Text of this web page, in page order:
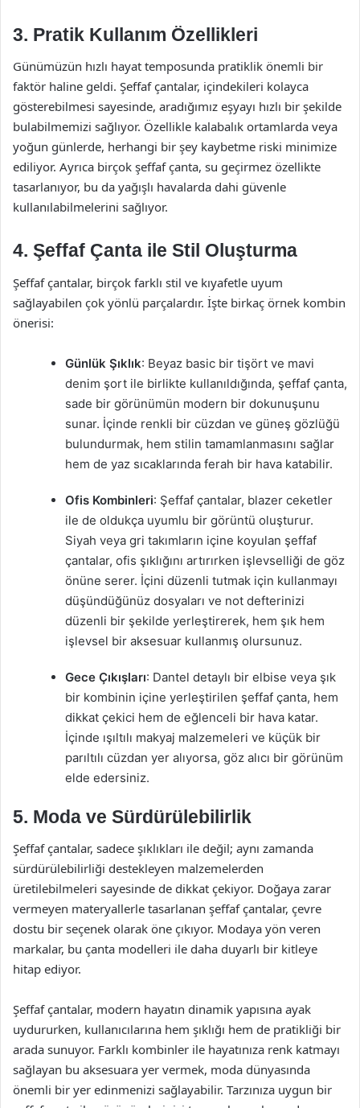
3. Pratik Kullanım Özellikleri
Günümüzün hızlı hayat temposunda pratiklik önemli bir
faktör haline geldi. Şeffaf çantalar, içindekileri kolayca
gösterebilmesi sayesinde, aradığımız eşyayı hızlı bir şekilde
bulabilmemizi sağlıyor. Özellikle kalabalık ortamlarda veya
yoğun günlerde, herhangi bir şey kaybetme riski minimize
ediliyor. Ayrıca birçok şeffaf çanta, su geçirmez özellikte
tasarlanıyor, bu da yağışlı havalarda dahi güvenle
kullanılabilmelerini sağlıyor.
4. Şeffaf Çanta ile Stil Oluşturma
Şeffaf çantalar, birçok farklı stil ve kıyafetle uyum
sağlayabilen çok yönlü parçalardır. İşte birkaç örnek kombin
önerisi:
Günlük Şıklık: Beyaz basic bir tişört ve mavi
denim şort ile birlikte kullanıldığında, şeffaf çanta,
sade bir görünümün modern bir dokunuşunu
sunar. İçinde renkli bir cüzdan ve güneş gözlüğü
bulundurmak, hem stilin tamamlanmasını sağlar
hem de yaz sıcaklarında ferah bir hava katabilir.
Ofis Kombinleri: Şeffaf çantalar, blazer ceketler
ile de oldukça uyumlu bir görüntü oluşturur.
Siyah veya gri takımların içine koyulan şeffaf
çantalar, ofis şıklığını artırırken işlevselliği de göz
önüne serer. İçini düzenli tutmak için kullanmayı
düşündüğünüz dosyaları ve not defterinizi
düzenli bir şekilde yerleştirerek, hem şık hem
işlevsel bir aksesuar kullanmış olursunuz.
Gece Çıkışları: Dantel detaylı bir elbise veya şık
bir kombinin içine yerleştirilen şeffaf çanta, hem
dikkat çekici hem de eğlenceli bir hava katar.
İçinde ışıltılı makyaj malzemeleri ve küçük bir
parıltılı cüzdan yer alıyorsa, göz alıcı bir görünüm
elde edersiniz.
5. Moda ve Sürdürülebilirlik
Şeffaf çantalar, sadece şıklıkları ile değil; aynı zamanda
sürdürülebilirliği destekleyen malzemelerden
üretilebilmeleri sayesinde de dikkat çekiyor. Doğaya zarar
vermeyen materyallerle tasarlanan şeffaf çantalar, çevre
dostu bir seçenek olarak öne çıkıyor. Modaya yön veren
markalar, bu çanta modelleri ile daha duyarlı bir kitleye
hitap ediyor.
Şeffaf çantalar, modern hayatın dinamik yapısına ayak
uydururken, kullanıcılarına hem şıklığı hem de pratikliği bir
arada sunuyor. Farklı kombinler ile hayatınıza renk katmayı
sağlayan bu aksesuara yer vermek, moda dünyasında
önemli bir yer edinmenizi sağlayabilir. Tarzınıza uygun bir